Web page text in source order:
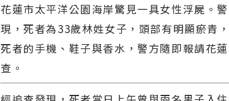
花蓮市太平洋公園海岸驚見一具女性浮屍。
現，死者為33歲林姓女子，頭部有明顯瘀青
死者的手機、鞋子與香水，警方隨即報請花
查。